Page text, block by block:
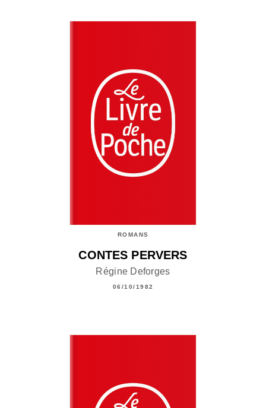
ROMANS
CONTES PERVERS
Régine Deforges
06/10/1982